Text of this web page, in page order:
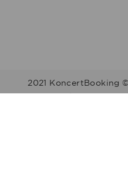
2021 KoncertBooking
Kapcsolat |